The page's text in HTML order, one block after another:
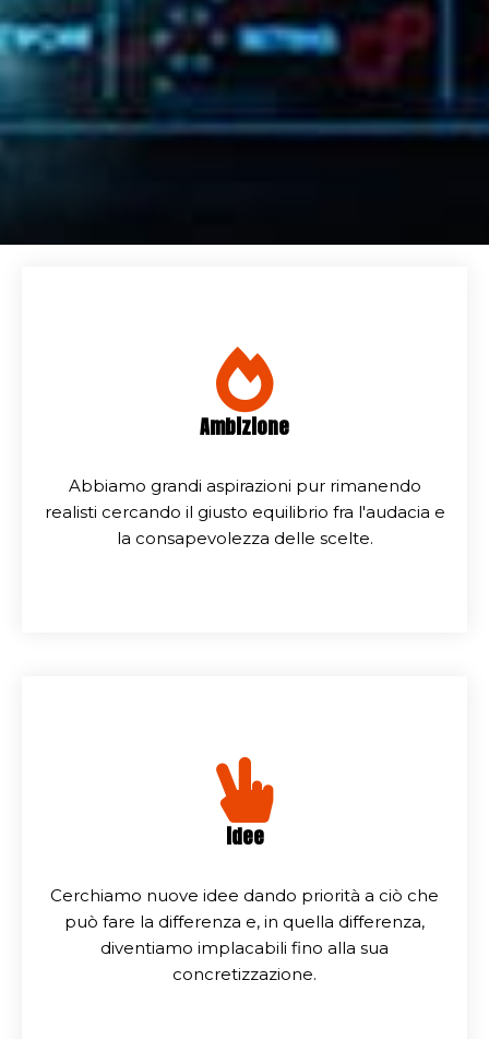
Ambizione
Abbiamo grandi aspirazioni pur rimanendo
realisti cercando il giusto equilibrio fra l'audacia e
la consapevolezza delle scelte.
idee
Cerchiamo nuove idee dando priorità a ciò che
può fare la differenza e, in quella differenza,
diventiamo implacabili fino alla sua
concretizzazione.